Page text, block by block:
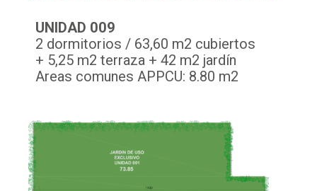
UNIDAD 009
2 dormitorios / 63,60 m2 cubiertos
+ 5,25 m2 terraza + 42 m2 jardín
Areas comunes APPCU: 8.80 m2